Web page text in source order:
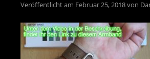
Veröffentlicht am Februar 25, 2018von